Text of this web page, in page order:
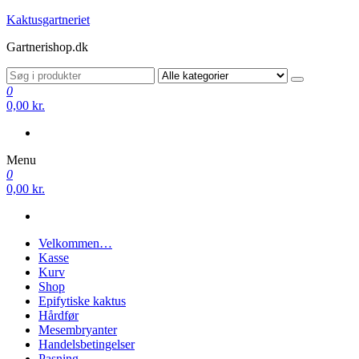
Videre
indhold
Kaktusgartneriet
Gartnerishop.dk
0
0,00 kr.
Menu
0
0,00 kr.
Velkommen…
Kasse
Kurv
Shop
Epifytiske kaktus
Hårdfør
Mesembryanter
Handelsbetingelser